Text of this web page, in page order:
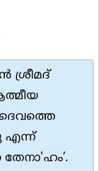
ശ്രീമദ്
എന്ന്